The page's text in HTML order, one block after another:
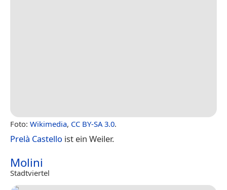
Foto: Wikimedia, CC BY-SA 3.0.
Prelà Castello ist ein Weiler.
Molini
Stadtviertel